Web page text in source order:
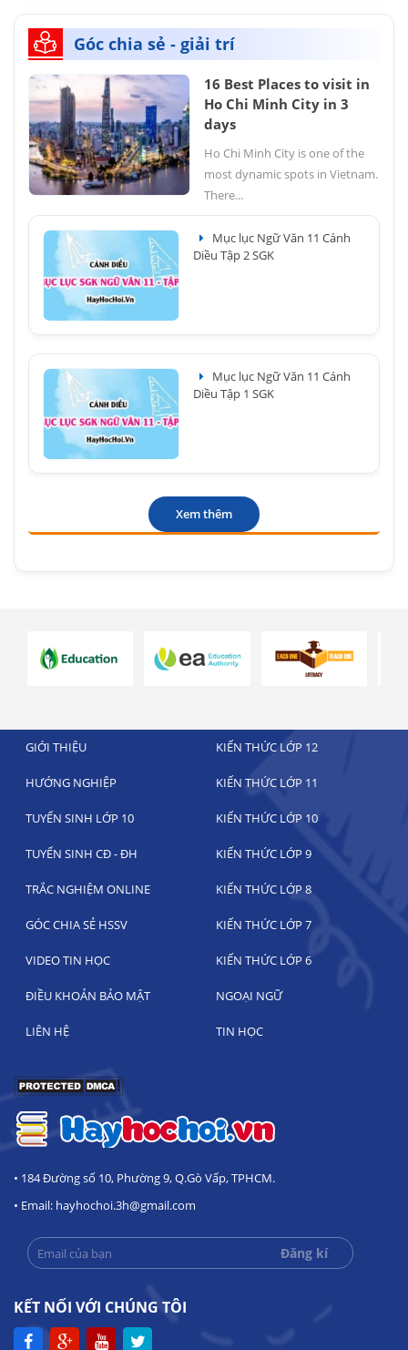
Góc chia sẻ - giải trí
16 Best Places to visit in
Ho Chi Minh City in 3
days
Ho Chi Minh City is one of the
most dynamic spots in Vietnam.
There...
Mục lục Ngữ Văn 11 Cánh
Diều Tập 2 SGK
Mục lục Ngữ Văn 11 Cánh
Diều Tập 1 SGK
Xem thêm
GIỚI THIỆU KIẾN THỨC LỚP 12
HƯỚNG NGHIỆP KIẾN THỨC LỚP 11
TUYỂN SINH LỚP 10 KIẾN THỨC LỚP 10
TUYỂN SINH CĐ - ĐH KIẾN THỨC LỚP 9
TRẮC NGHIỆM ONLINE KIẾN THỨC LỚP 8
GÓC CHIA SẺ HSSV KIẾN THỨC LỚP 7
VIDEO TIN HỌC KIẾN THỨC LỚP 6
ĐIỀU KHOẢN BẢO MẬT NGOẠI NGỮ
LIÊN HỆ TIN HỌC
• 184 Đường số 10, Phường 9, Q.Gò Vấp, TPHCM.
• Email: hayhochoi.3h@gmail.com
KẾT NỐI VỚI CHÚNG TÔI